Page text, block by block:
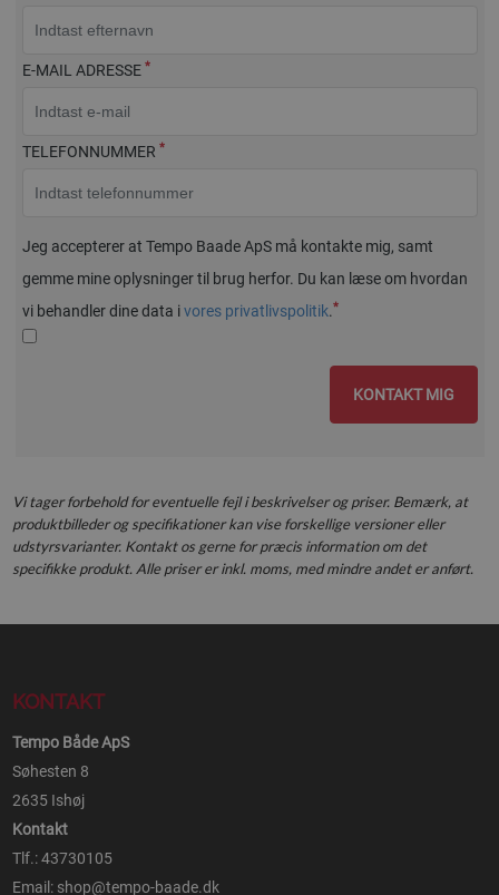
E-MAIL ADRESSE *
TELEFONNUMMER *
Jeg accepterer at Tempo Baade ApS må kontakte mig, samt
gemme mine oplysninger til brug herfor. Du kan læse om hvordan
vi behandler dine data ivores privatlivspolitik.*
KONTAKT MIG
Vi tager forbehold for eventuelle fejl i beskrivelser og priser. Bemærk, at
produktbilleder og specifikationer kan vise forskellige versioner eller
udstyrsvarianter. Kontakt os gerne for præcis information om det
specifikke produkt. Alle priser er inkl. moms, med mindre andet er anført.
KONTAKT
Tempo Både ApS
Søhesten 8
2635 Ishøj
Kontakt
Tlf.: 43730105
Email: shop@tempo-baade.dk